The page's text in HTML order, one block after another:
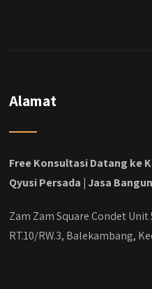
#kontraktorbekasi
Alamat
Free Konsultasi Datang ke
Qyusi Persada | Jasa
Zam Zam Square Condet Unit
RT.10/RW.3, Balekambang,